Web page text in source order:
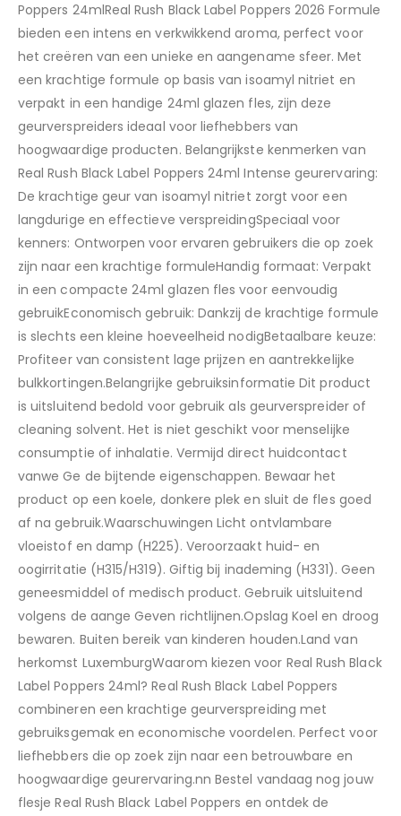
Poppers 24mlReal Rush Black Label Poppers 2026 Formule
bieden een intens en verkwikkend aroma, perfect voor
het creëren van een unieke en aangename sfeer. Met
een krachtige formule op basis van isoamyl nitriet en
verpakt in een handige 24ml glazen fles, zijn deze
geurverspreiders ideaal voor liefhebbers van
hoogwaardige producten. Belangrijkste kenmerken van
Real Rush Black Label Poppers 24ml Intense geurervaring:
De krachtige geur van isoamyl nitriet zorgt voor een
langdurige en effectieve verspreidingSpeciaal voor
kenners: Ontworpen voor ervaren gebruikers die op zoek
zijn naar een krachtige formuleHandig formaat: Verpakt
in een compacte 24ml glazen fles voor eenvoudig
gebruikEconomisch gebruik: Dankzij de krachtige formule
is slechts een kleine hoeveelheid nodigBetaalbare keuze:
Profiteer van consistent lage prijzen en aantrekkelijke
bulkkortingen.Belangrijke gebruiksinformatie Dit product
is uitsluitend bedold voor gebruik als geurverspreider of
cleaning solvent. Het is niet geschikt voor menselijke
consumptie of inhalatie. Vermijd direct huidcontact
vanwe Ge de bijtende eigenschappen. Bewaar het
product op een koele, donkere plek en sluit de fles goed
af na gebruik.Waarschuwingen Licht ontvlambare
vloeistof en damp (H225). Veroorzaakt huid- en
oogirritatie (H315/H319). Giftig bij inademing (H331). Geen
geneesmiddel of medisch product. Gebruik uitsluitend
volgens de aange Geven richtlijnen.Opslag Koel en droog
bewaren. Buiten bereik van kinderen houden.Land van
herkomst LuxemburgWaarom kiezen voor Real Rush Black
Label Poppers 24ml? Real Rush Black Label Poppers
combineren een krachtige geurverspreiding met
gebruiksgemak en economische voordelen. Perfect voor
liefhebbers die op zoek zijn naar een betrouwbare en
hoogwaardige geurervaring.nn Bestel vandaag nog jouw
flesje Real Rush Black Label Poppers en ontdek de